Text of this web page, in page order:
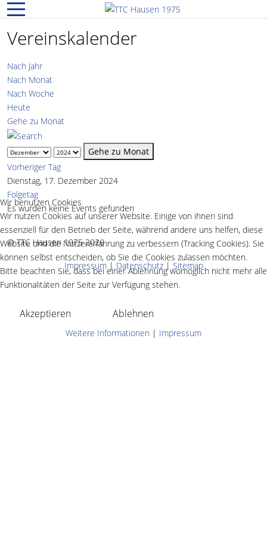
Mobile Menu Toggle
Vereinskalender
Nach Jahr
Nach Monat
Nach Woche
Heute
Gehe zu Monat
Gehe zu Monat
Vorheriger Tag
Dienstag, 17. Dezember 2024
Folgetag
Es wurden keine Events gefunden
© TTC Hausen 1975 2026
Impressum | Datenschutz | Sitemap
Wir benutzen Cookies
Wir nutzen Cookies auf unserer Website. Einige von ihnen sind
essenziell für den Betrieb der Seite, während andere uns helfen, diese
Website und die Nutzererfahrung zu verbessern (Tracking Cookies). Sie
können selbst entscheiden, ob Sie die Cookies zulassen möchten.
Bitte beachten Sie, dass bei einer Ablehnung womöglich nicht mehr alle
Funktionalitäten der Seite zur Verfügung stehen.
Akzeptieren Ablehnen
Weitere Informationen | Impressum